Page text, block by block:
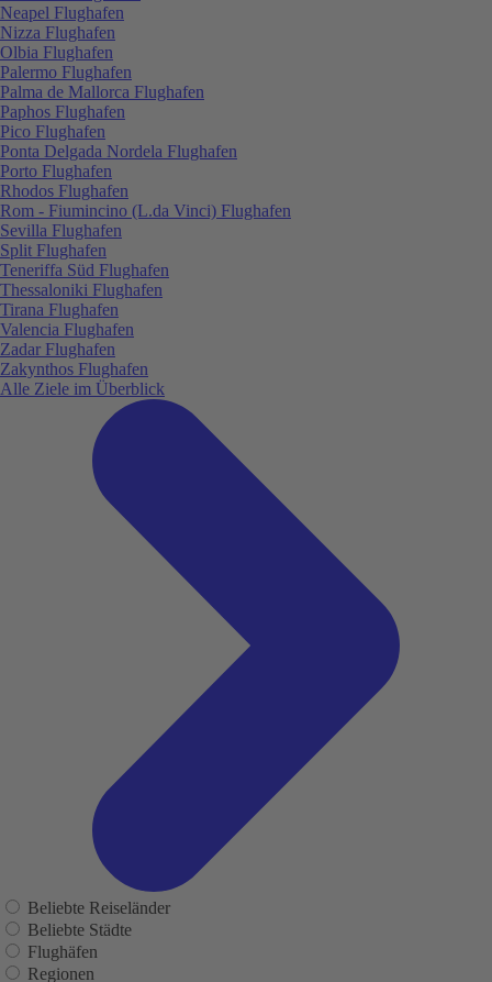
Neapel Flughafen
Nizza Flughafen
Olbia Flughafen
Palermo Flughafen
Palma de Mallorca Flughafen
Paphos Flughafen
Pico Flughafen
Ponta Delgada Nordela Flughafen
Porto Flughafen
Rhodos Flughafen
Rom - Fiumincino (L.da Vinci) Flughafen
Sevilla Flughafen
Split Flughafen
Teneriffa Süd Flughafen
Thessaloniki Flughafen
Tirana Flughafen
Valencia Flughafen
Zadar Flughafen
Zakynthos Flughafen
Alle Ziele im Überblick
Beliebte Reiseländer
Beliebte Städte
Flughäfen
Regionen